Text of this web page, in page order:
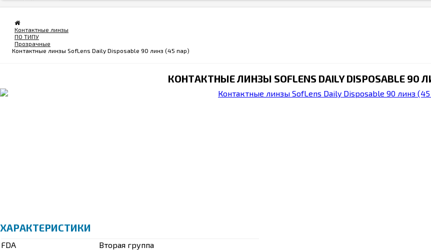
Контактные линзы
ПО ТИПУ
Прозрачные
Контактные линзы SofLens Daily Disposable 90 линз (45 пар)
КОНТАКТНЫЕ ЛИНЗЫ SOFLENS DAILY DISPOSABLE 90
ХАРАКТЕРИСТИКИ
FDA
Вторая группа